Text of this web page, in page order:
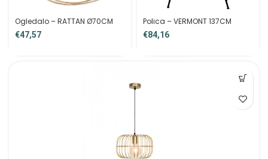
Ogledalo – RATTAN Ø70CM
€
Polica – VERMONT 137CM
€